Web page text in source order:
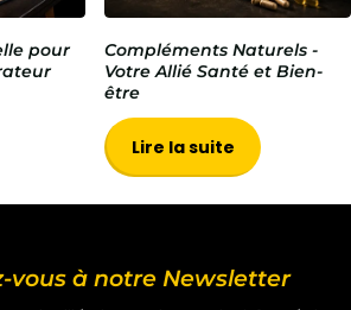
pour
Compléments Naturels -
Votre Allié Santé et Bien-
être
Lire la suite
vous à notre Newsletter